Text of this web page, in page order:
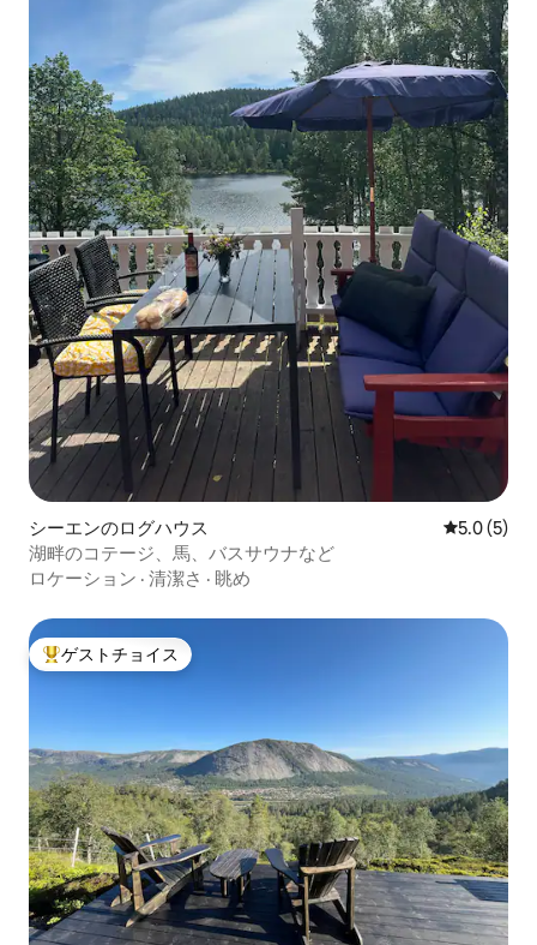
シーエンのログハウス レビュー5
5.0 (5)
湖畔のコテージ、馬、バスサウナなど
ロケーション · 清潔さ · 眺め
大好評のゲストチョイスです。
ゲストチョイス